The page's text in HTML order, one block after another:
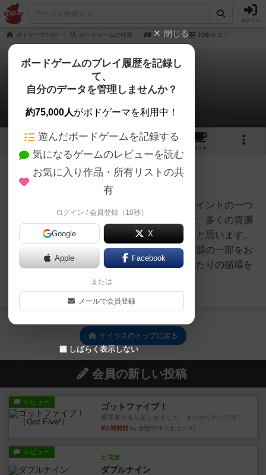
ログイン
ボドゲーマTOP ボードゲームの検索 ケイラス 戦略やコツ
ケイラス
1件の戦略やコツ
16 2 7
カフェ
185名
王の恩恵をうまく活用するのがポイントの一つ
です。あとは、早いタイミングで、多くの資源
を算出できる建物を建てるといいと思います。
効率的に資源を確保して、その資源の一部をお
金にし、ワーカーを置く。このあたりの循環を
作れるといいかと思います。
続きを読む（6年以上前）
（Oguland）
ケイラスのトップに戻る
会員の新しい投稿
レビュー ゴットファイブ！
運要素があり楽しめました。またやりたいです。
約1時間前 by 金賢守(キムヒョンス)
レビュー
充実
ダブルナイン
閉じる
ボードゲームのプレイ履歴を記録し
て、
自分のデータを管理しませんか？
約75,000人がボドゲーマを利用中！
遊んだボードゲームを記録する
気になるゲームのレビューを読む
お気に入り作品・所有リストの共
有
ログイン / 会員登録（10秒）
Google X
Apple Facebook
または
メールで会員登録
しばらく表示しない